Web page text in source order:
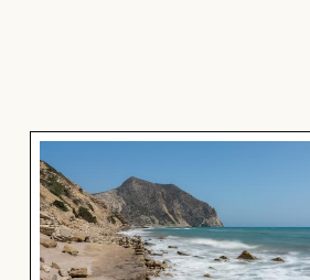
Felsige Küste am Paradise